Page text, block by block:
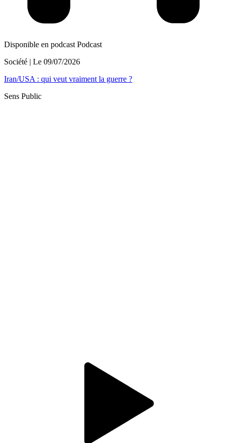
Disponible en podcast Podcast
Société | Le 09/07/2026
Iran/USA : qui veut vraiment la guerre ?
Sens Public